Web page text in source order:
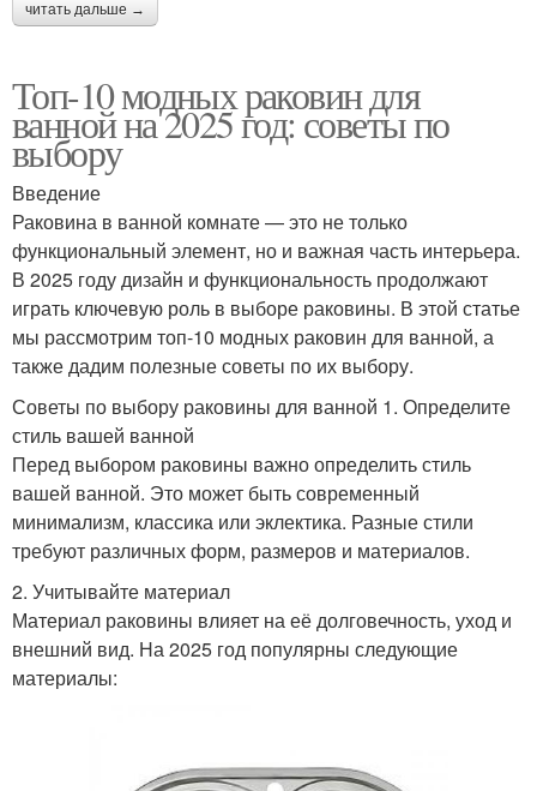
читать дальше →
Топ-10 модных раковин для
ванной на 2025 год: советы по
выбору
Введение
Раковина в ванной комнате — это не только
функциональный элемент, но и важная часть интерьера.
В 2025 году дизайн и функциональность продолжают
играть ключевую роль в выборе раковины. В этой статье
мы рассмотрим топ-10 модных раковин для ванной, а
также дадим полезные советы по их выбору.
Советы по выбору раковины для ванной 1. Определите
стиль вашей ванной
Перед выбором раковины важно определить стиль
вашей ванной. Это может быть современный
минимализм, классика или эклектика. Разные стили
требуют различных форм, размеров и материалов.
2. Учитывайте материал
Материал раковины влияет на её долговечность, уход и
внешний вид. На 2025 год популярны следующие
материалы: